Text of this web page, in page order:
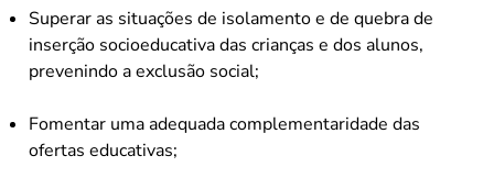
Superar as situações de isolamento e de quebra de
inserção socioeducativa das crianças e dos alunos,
prevenindo a exclusão social;
Fomentar uma adequada complementaridade das
ofertas educativas;